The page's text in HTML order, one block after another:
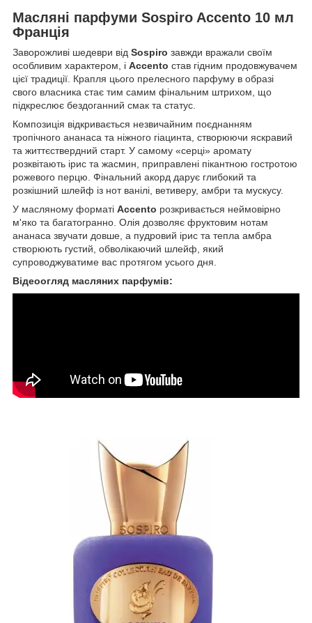
Масляні парфуми Sospiro Accento 10 мл
Франція
Заворожливі шедеври від Sospiro завжди вражали своїм
особливим характером, і Accento став гідним продовжувачем
цієї традиції. Крапля цього прелесного парфуму в образі
свого власника стає тим самим фінальним штрихом, що
підкреслює бездоганний смак та статус.
Композиція відкривається незвичайним поєднанням
тропічного ананаса та ніжного гіацинта, створюючи яскравий
та життєствердний старт. У самому «серці» аромату
розквітають ірис та жасмин, приправлені пікантною гостротою
рожевого перцю. Фінальний акорд дарує глибокий та
розкішний шлейф із нот ванілі, ветиверу, амбри та мускусу.
У масляному форматі Accento розкривається неймовірно
м'яко та багатогранно. Олія дозволяє фруктовим нотам
ананаса звучати довше, а пудровий ірис та тепла амбра
створюють густий, обволікаючий шлейф, який
супроводжуватиме вас протягом усього дня.
Відеоогляд масляних парфумів: